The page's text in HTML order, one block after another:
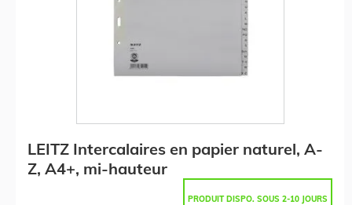
LEITZ Intercalaires en papier naturel, A-
Z, A4+, mi-hauteur
PRODUIT DISPO. SOUS 2-10 JOURS